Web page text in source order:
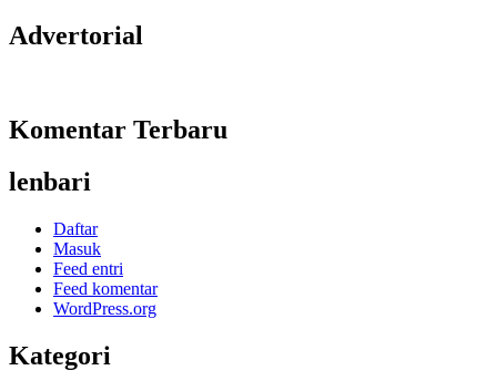
Advertorial
Komentar Terbaru
lenbari
Daftar
Masuk
Feed entri
Feed komentar
WordPress.org
Kategori